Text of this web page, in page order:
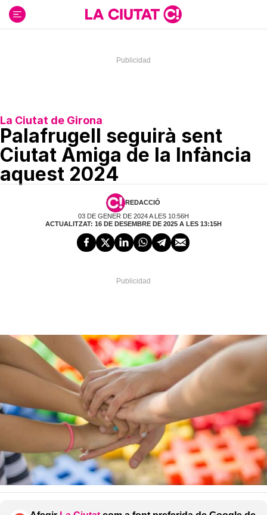
contenido
La Ciutat de Girona
Palafrugell seguirà sent
Ciutat Amiga de la Infància
aquest 2024
REDACCIÓ
03 DE GENER DE 2024 A LES 10:56H
ACTUALITZAT: 16 DE DESEMBRE DE 2025 A LES 13:15H